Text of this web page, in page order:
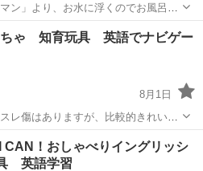
ン」より、お水に浮くのでお風呂な
しボート」です。 アンパンマ
たりつなげたりして遊べます。
おもちゃ ボート
ゃ 知育玩具 英語でナビゲー
8月1日
レ傷はありますが、比較的きれいか
てお譲りします。 子どもが使用した
ださい。 箱は傷みがあります。 お
CAN！おしゃべりイングリッシ
英語学習